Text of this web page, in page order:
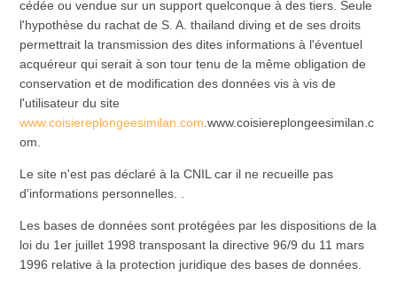
cédée ou vendue sur un support quelconque à des tiers. Seule
l'hypothèse du rachat de S. A. thailand diving et de ses droits
permettrait la transmission des dites informations à l'éventuel
acquéreur qui serait à son tour tenu de la même obligation de
conservation et de modification des données vis à vis de
l'utilisateur du site
www.coisiereplongeesimilan.com .www.coisiereplongeesimilan.c
om.
Le site n'est pas déclaré à la CNIL car il ne recueille pas
d'informations personnelles. .
Les bases de données sont protégées par les dispositions de la
loi du 1er juillet 1998 transposant la directive 96/9 du 11 mars
1996 relative à la protection juridique des bases de données.